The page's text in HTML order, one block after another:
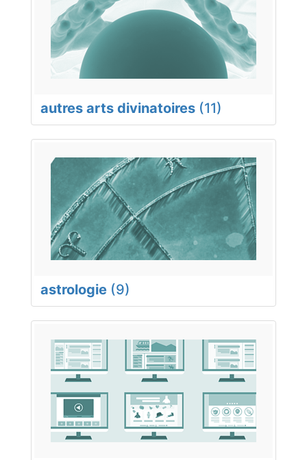
autres arts divinatoires (11)
astrologie (9)